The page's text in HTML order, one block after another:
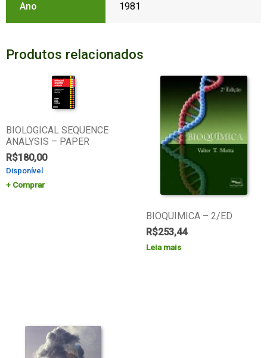
Ano 1981
Produtos relacionados
BIOLOGICAL SEQUENCE
ANALYSIS – PAPER
R$180,00
Disponível
Comprar
BIOQUIMICA – 2/ED
R$253,44
Leia mais